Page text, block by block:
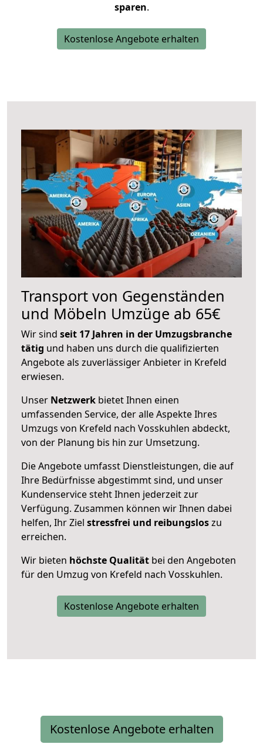
sparen.
Kostenlose Angebote erhalten
Transport von Gegenständen
und Möbeln Umzüge ab 65€
Wir sind seit 17 Jahren in der Umzugsbranche
tätig und haben uns durch die qualifizierten
Angebote als zuverlässiger Anbieter in Krefeld
erwiesen.
Unser Netzwerk bietet Ihnen einen
umfassenden Service, der alle Aspekte Ihres
Umzugs von Krefeld nach Vosskuhlen abdeckt,
von der Planung bis hin zur Umsetzung.
Die Angebote umfasst Dienstleistungen, die auf
Ihre Bedürfnisse abgestimmt sind, und unser
Kundenservice steht Ihnen jederzeit zur
Verfügung. Zusammen können wir Ihnen dabei
helfen, Ihr Ziel stressfrei und reibungsloszu
erreichen.
Wir bieten höchste Qualität bei den Angeboten
für den Umzug von Krefeld nach Vosskuhlen.
Kostenlose Angebote erhalten
Kostenlose Angebote erhalten